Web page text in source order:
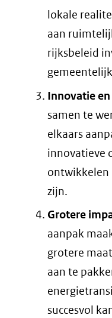
lokale
aan
rijksbeleid
Innovatie
samen te
elkaars
innovatieve
ontwikkelen
zijn.
Grotere
aanpak
grotere
aan te
succesvol